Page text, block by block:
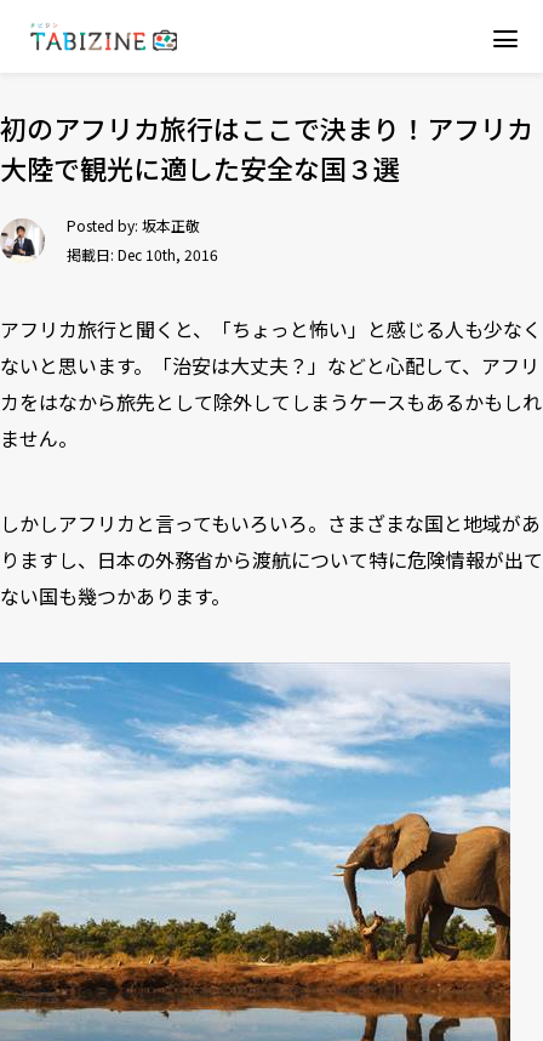
初のアフリカ旅行はここで決まり！アフリカ
大陸で観光に適した安全な国３選
Posted by: 坂本正敬
掲載日: Dec 10th, 2016
アフリカ旅行と聞くと、「ちょっと怖い」と感じる人も少なく
ないと思います。「治安は大丈夫？」などと心配して、アフリ
カをはなから旅先として除外してしまうケースもあるかもしれ
ません。
しかしアフリカと言ってもいろいろ。さまざまな国と地域があ
りますし、日本の外務省から渡航について特に危険情報が出て
ない国も幾つかあります。